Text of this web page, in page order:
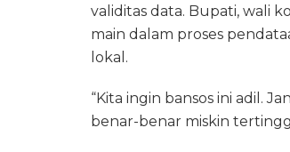
validitas data. Bupati, wali
main dalam proses
lokal.
“Kita ingin bansos ini adil.
benar-benar miskin